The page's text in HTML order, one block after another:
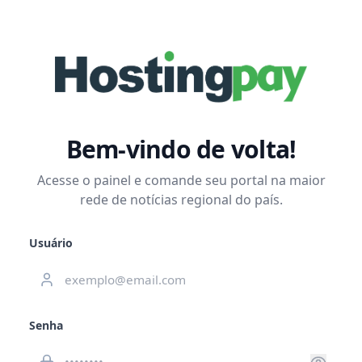
Bem-vindo de volta!
Acesse o painel e comande seu portal na maior
rede de notícias regional do país.
Usuário
Senha